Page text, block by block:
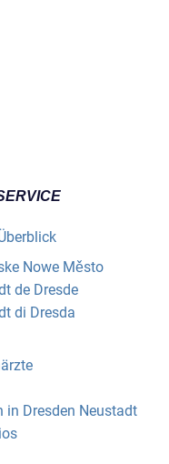
Nowe Město
de Dresde
di Dresda
in Dresden Neustadt